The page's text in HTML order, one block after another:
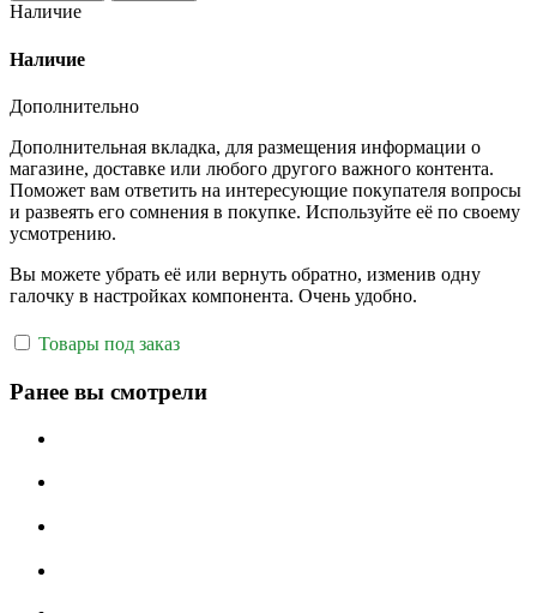
Наличие
Наличие
Дополнительно
Дополнительная вкладка, для размещения информации о
магазине, доставке или любого другого важного контента.
Поможет вам ответить на интересующие покупателя вопросы
и развеять его сомнения в покупке. Используйте её по своему
усмотрению.
Вы можете убрать её или вернуть обратно, изменив одну
галочку в настройках компонента. Очень удобно.
Товары под заказ
Ранее вы смотрели